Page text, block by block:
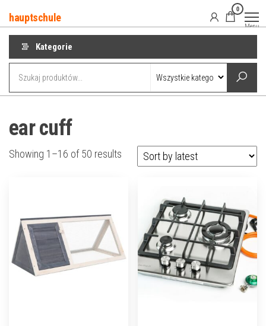
do
treści
hauptschule
0
Menu
Kategorie
ear cuff
Showing 1–16 of 50 results